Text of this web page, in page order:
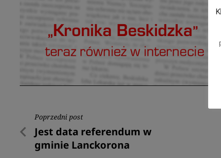
Nawigacja
wpisu
Poprzedni post
Poprzedni
post
Jest data referendum w
gminie Lanckorona